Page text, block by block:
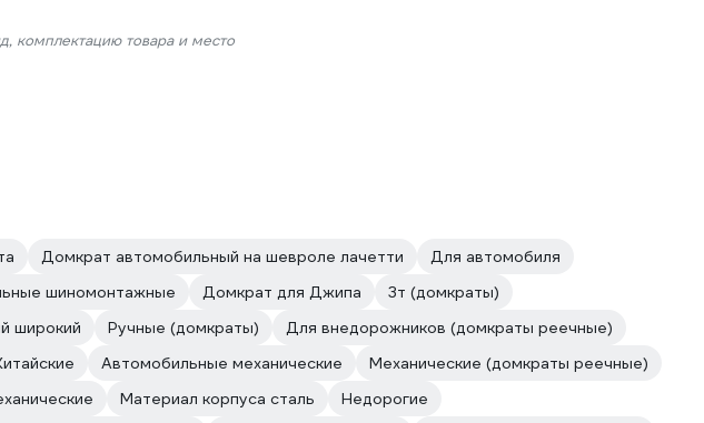
комплектацию товара и место
Домкрат автомобильный на шевроле лачетти
Для автомобиля
шиномонтажные Домкрат для Джипа
3т (домкраты)
широкий Ручные (домкраты)
Для внедорожников (домкраты реечные)
Автомобильные механические
Механические (домкраты реечные)
Материал корпуса сталь Недорогие